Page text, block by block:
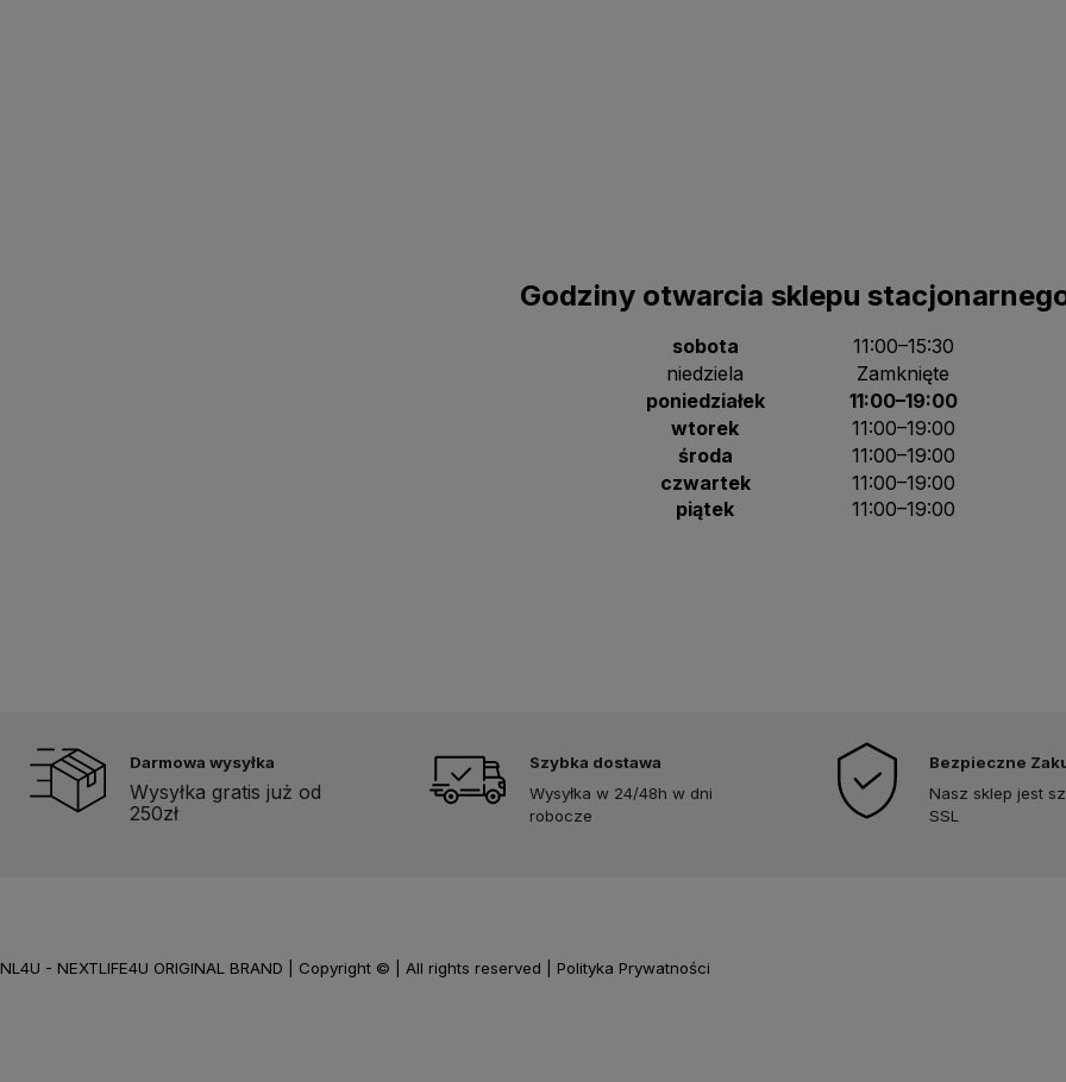
Godziny otwarcia sklepu
sobota
11:00–15:30
niedziela
Zamknięte
poniedziałek
11:00–19:00
wtorek
11:00–19:00
środa
11:00–19:00
czwartek
11:00–19:00
piątek
11:00–19:00
Darmowa wysyłka
Wysyłka gratis już od
250zł
Szybka dostawa
Wysyłka w 24/48h w dni
robocze
Bezpieczne
Nasz sklep jest
SSL
NL4U - NEXTLIFE4U ORIGINAL BRAND | Copyright © | All rights reserved | Polityka Prywatności